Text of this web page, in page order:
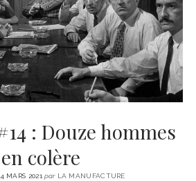
CINÉMA
LITTÉRATURE
ÉCONOMIE
SPORT
MÉDIAS
instagram
emailemail-
form
: Douze hommes
en colère
MARS 2021parLA MANUFACTURE